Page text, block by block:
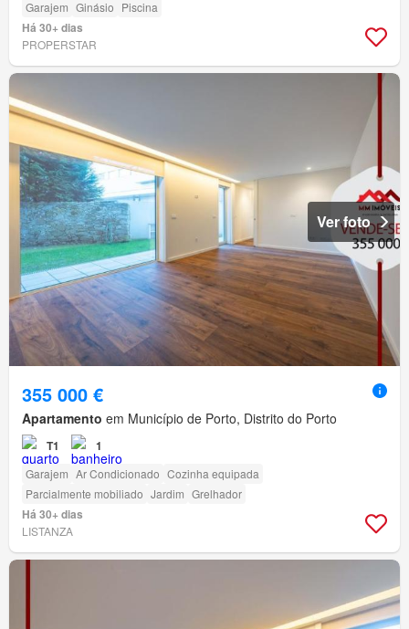
Garajem Ginásio Piscina
Há 30+ dias
PROPERSTAR
Ver foto
355 000 €
Apartamento em Município de Porto, Distrito do Porto
T1 1
Garajem Ar Condicionado Cozinha equipada
Parcialmente mobiliado Jardim Grelhador
Há 30+ dias
LISTANZA